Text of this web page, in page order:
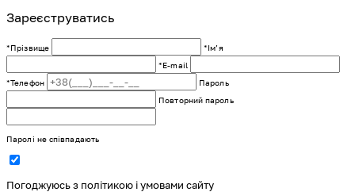
Зареєструватись
*Прізвище
*Імʼя
*E-mail
*Телефон
Пароль
Повторний пароль
Паролі не співпадають
Погоджуюсь з політикою і умовами сайту